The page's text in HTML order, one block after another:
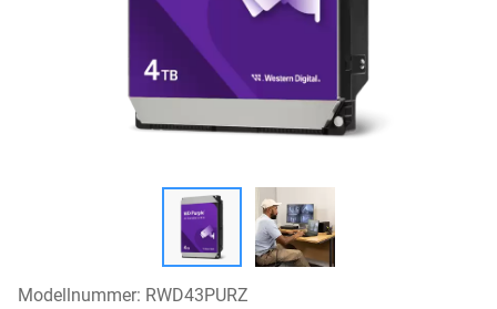
Modellnummer: RWD43PURZ